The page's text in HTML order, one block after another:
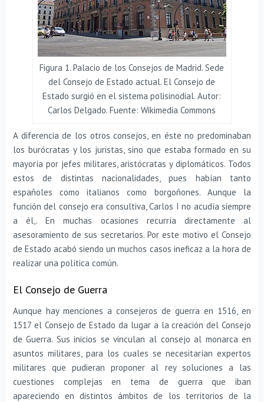
Figura 1. Palacio de los Consejos de Madrid. Sede
del Consejo de Estado actual. El Consejo de
Estado surgió en el sistema polisinodial. Autor:
Carlos Delgado. Fuente: Wikimedia Commons
A diferencia de los otros consejos, en éste no predominaban
los burócratas y los juristas, sino que estaba formado en su
mayoría por jefes militares, aristócratas y diplomáticos. Todos
estos de distintas nacionalidades, pues habían tanto
españoles como italianos como borgoñones. Aunque la
función del consejo era consultiva, Carlos I no acudía siempre
a él,. En muchas ocasiones recurría directamente al
asesoramiento de sus secretarios. Por este motivo el Consejo
de Estado acabó siendo un muchos casos ineficaz a la hora de
realizar una política común.
El Consejo de Guerra
Aunque hay menciones a consejeros de guerra en 1516, en
1517 el Consejo de Estado da lugar a la creación del Consejo
de Guerra. Sus inicios se vinculan al consejo al monarca en
asuntos militares, para los cuales se necesitarían expertos
militares que pudieran proponer al rey soluciones a las
cuestiones complejas en tema de guerra que iban
apareciendo en distintos ámbitos de los territorios de la